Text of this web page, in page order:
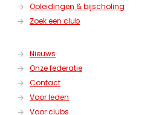
Opleidingen & bijscholing
Zoek een club
Nieuws
Onze federatie
Contact
Voor leden
Voor clubs